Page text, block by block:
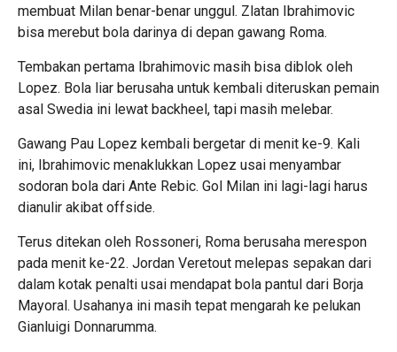
membuat Milan benar-benar unggul. Zlatan Ibrahimovic
bisa merebut bola darinya di depan gawang Roma.
Tembakan pertama Ibrahimovic masih bisa diblok oleh
Lopez. Bola liar berusaha untuk kembali diteruskan pemain
asal Swedia ini lewat backheel, tapi masih melebar.
Gawang Pau Lopez kembali bergetar di menit ke-9. Kali
ini, Ibrahimovic menaklukkan Lopez usai menyambar
sodoran bola dari Ante Rebic. Gol Milan ini lagi-lagi harus
dianulir akibat offside.
Terus ditekan oleh Rossoneri, Roma berusaha merespon
pada menit ke-22. Jordan Veretout melepas sepakan dari
dalam kotak penalti usai mendapat bola pantul dari Borja
Mayoral. Usahanya ini masih tepat mengarah ke pelukan
Gianluigi Donnarumma.